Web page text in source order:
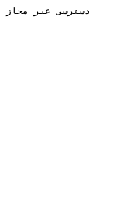
دسترسی غیر مجاز